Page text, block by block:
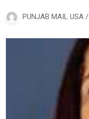
PUNJAB MAIL USA /